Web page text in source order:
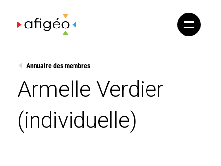
content
Annuaire des membres
Armelle Verdier
(individuelle)